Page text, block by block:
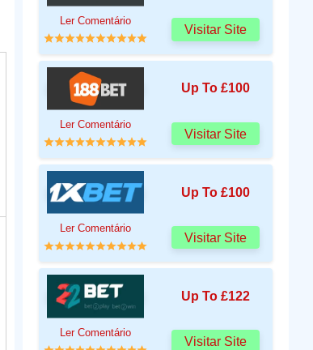
Ler Comentário
Visitar Site
Up To £100
Ler Comentário
Visitar Site
Up To £100
Ler Comentário
Visitar Site
Up To £122
Ler Comentário
Visitar Site